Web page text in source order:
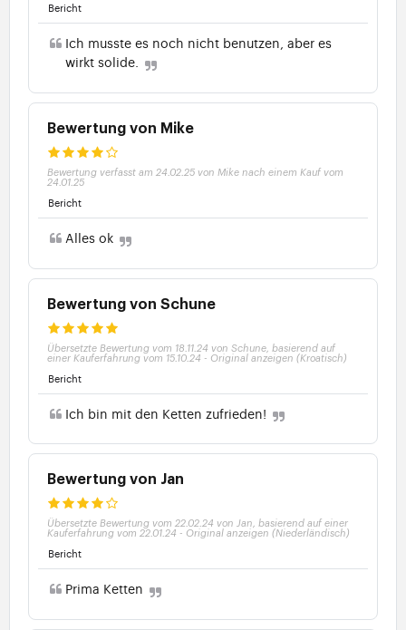
Bericht
Ich musste es noch nicht benutzen, aber es
wirkt solide.
Bewertung von Mike
Bewertung verfasst am 24.02.25 von Mike nach einem Kauf vom
24.01.25
Bericht
Alles ok
Bewertung von Schune
Übersetzte Bewertung vom 18.11.24 von Schune, basierend auf
einer Kauferfahrung vom 15.10.24 - Original anzeigen (Kroatisch)
Bericht
Ich bin mit den Ketten zufrieden!
Bewertung von Jan
Übersetzte Bewertung vom 22.02.24 von Jan, basierend auf einer
Kauferfahrung vom 22.01.24 - Original anzeigen (Niederländisch)
Bericht
Prima Ketten